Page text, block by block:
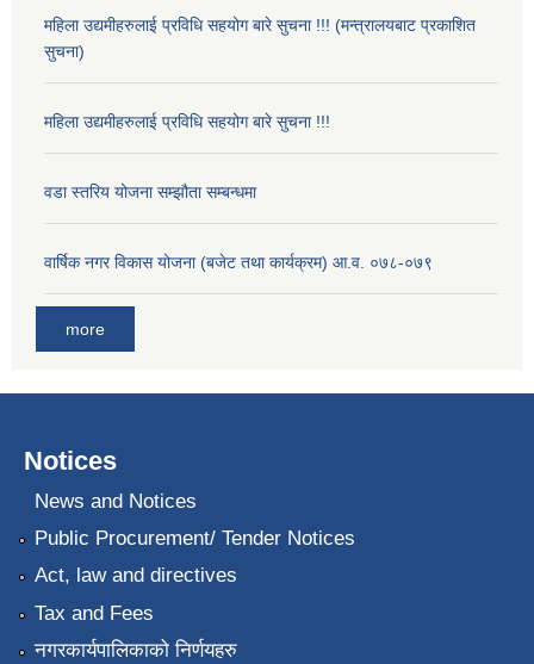
महिला उद्यमीहरुलाई प्रविधि सहयोग बारे सुचना !!! (मन्त्रालयबाट प्रकाशित
सुचना)
महिला उद्यमीहरुलाई प्रविधि सहयोग बारे सुचना !!!
वडा स्तरिय योजना सम्झौता सम्बन्धमा
वार्षिक नगर विकास योजना (बजेट तथा कार्यक्रम) आ.व. ०७८-०७९
more
Notices
News and Notices
Public Procurement/ Tender Notices
Act, law and directives
Tax and Fees
नगरकार्यपालिकाको निर्णयहरु